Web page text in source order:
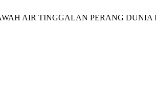
AIR TINGGALAN PERANG